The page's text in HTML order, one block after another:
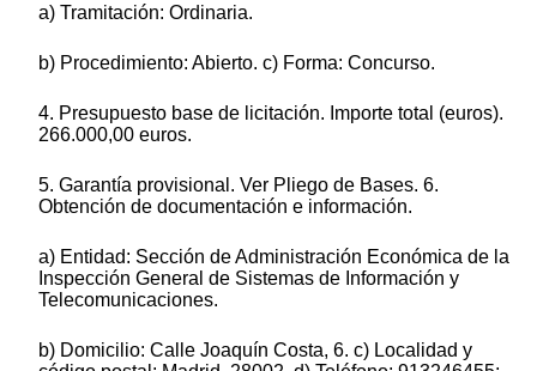
a) Tramitación: Ordinaria.
b) Procedimiento: Abierto. c) Forma: Concurso.
4. Presupuesto base de licitación. Importe total (euros).
266.000,00 euros.
5. Garantía provisional. Ver Pliego de Bases. 6.
Obtención de documentación e información.
a) Entidad: Sección de Administración Económica de la
Inspección General de Sistemas de Información y
Telecomunicaciones.
b) Domicilio: Calle Joaquín Costa, 6. c) Localidad y